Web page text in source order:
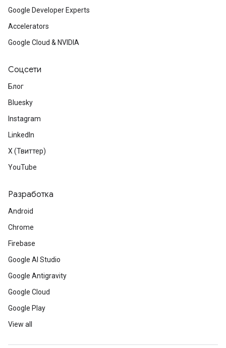
Google Developer Experts
Accelerators
Google Cloud & NVIDIA
Соцсети
Блог
Bluesky
Instagram
LinkedIn
X (Твиттер)
YouTube
Разработка
Android
Chrome
Firebase
Google AI Studio
Google Antigravity
Google Cloud
Google Play
View all